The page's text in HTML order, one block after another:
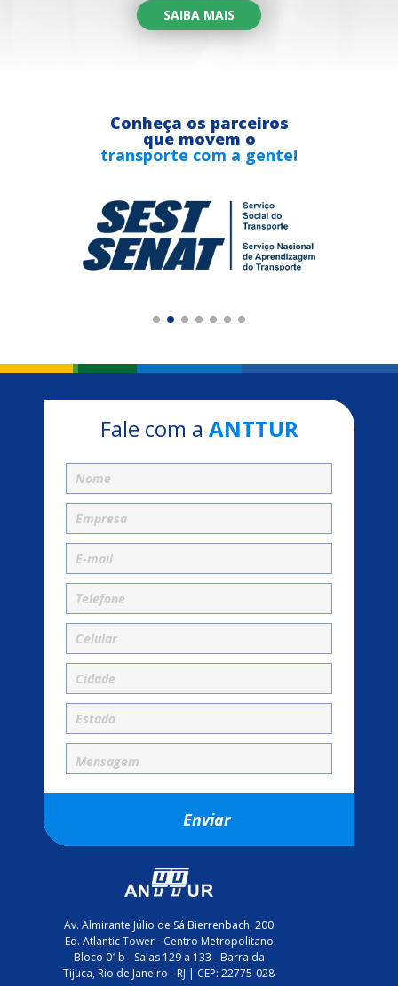
SAIBA MAIS
Conheça os parceiros
que movem o
transporte com a gente!
Av. Almirante Júlio de Sá Bierrenbach, 200
Ed. Atlantic Tower - Centro Metropolitano
Bloco 01b - Salas 129 a 133 - Barra da
Tijuca, Rio de Janeiro - RJ | CEP: 22775-028
Fale com a ANTTUR